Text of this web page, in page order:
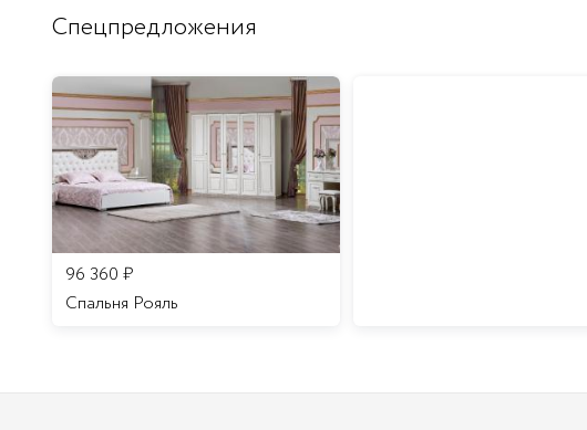
Спецпредложения
96 360 ₽
Спальня Рояль